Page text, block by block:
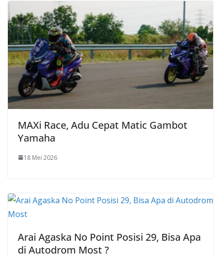
MAXi Race, Adu Cepat Matic Gambot
Yamaha
18 Mei 2026
Arai Agaska No Point Posisi 29, Bisa Apa
di Autodrom Most ?